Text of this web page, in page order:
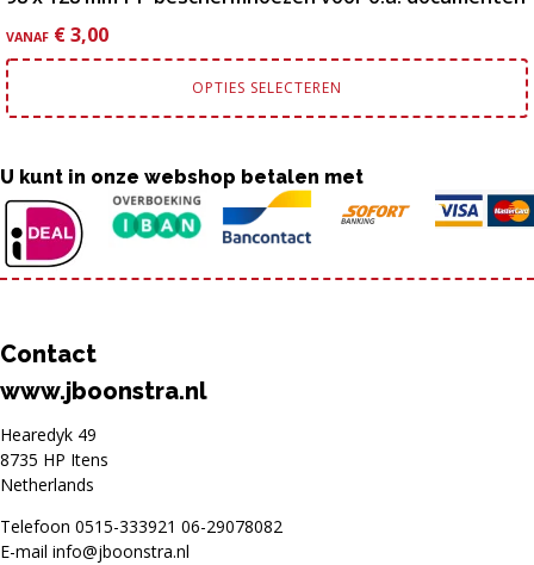
VANAF €3,00
OPTIES SELECTEREN
U kunt in onze webshop betalen met
Contact
www.jboonstra.nl
Hearedyk 49
8735 HP Itens
Netherlands
Telefoon 0515-333921 06-29078082
E-mail info@jboonstra.nl